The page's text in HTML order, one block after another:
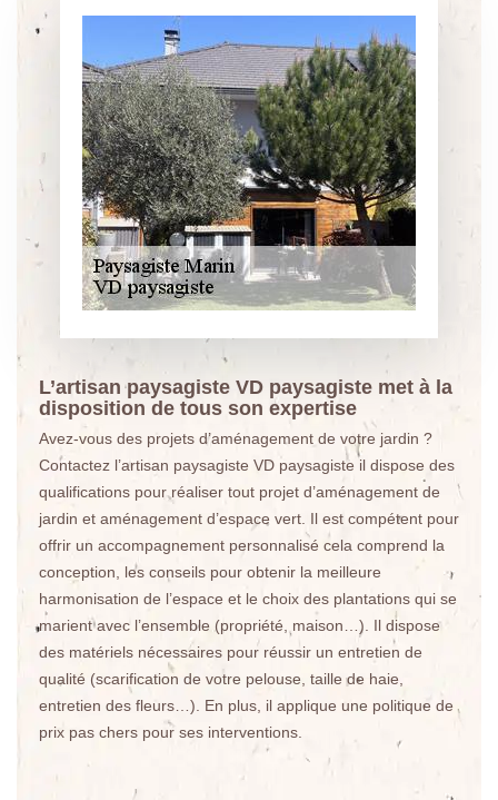
L’artisan paysagiste VD paysagiste met à la
disposition de tous son expertise
Avez-vous des projets d’aménagement de votre jardin ?
Contactez l’artisan paysagiste VD paysagiste il dispose des
qualifications pour réaliser tout projet d’aménagement de
jardin et aménagement d’espace vert. Il est compétent pour
offrir un accompagnement personnalisé cela comprend la
conception, les conseils pour obtenir la meilleure
harmonisation de l’espace et le choix des plantations qui se
marient avec l’ensemble (propriété, maison…). Il dispose
des matériels nécessaires pour réussir un entretien de
qualité (scarification de votre pelouse, taille de haie,
entretien des fleurs…). En plus, il applique une politique de
prix pas chers pour ses interventions.